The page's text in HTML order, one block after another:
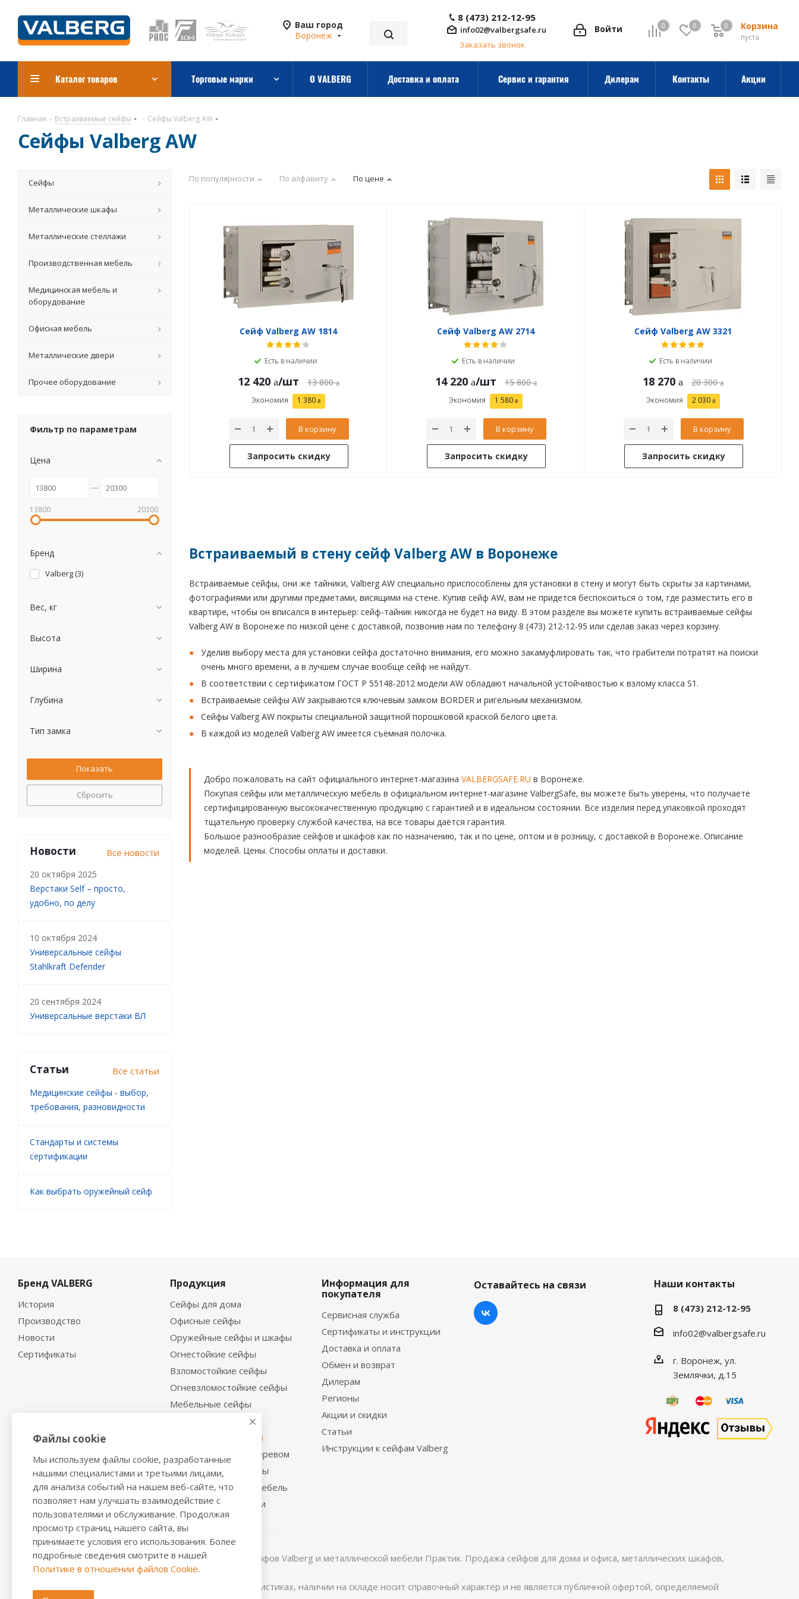
Ваш город
Воронеж
0 0 Корзина
0
пуста
0
Войти
8 (473) 212-12-95
info02@valbergsafe.ru
Заказать звонок
Каталог товаров Торговые марки О VALBERG Доставка и оплата Сервис и гарантия Дилерам Контакты Акции
Главная - Встраиваемые сейфы - Сейфы Valberg AW
Сейфы Valberg AW
По популярности По алфавиту По цене
Сейф Valberg AW 1814
Есть в наличии
12 420 /шт 13 800
Экономия 1 380
В корзину
Запросить скидку
Сейф Valberg AW 2714
Есть в наличии
14 220 /шт 15 800
Экономия 1 580
В корзину
Запросить скидку
Сейф Valberg AW 3321
Есть в наличии
18 270 20 300
Экономия 2 030
В корзину
Запросить скидку
Встраиваемый в стену сейф Valberg AW в Воронеже
Встраиваемые сейфы, они же тайники, Valberg AW специально приспособлены для установки в стену и могут быть скрыты за картинами,
фотографиями или другими предметами, висящими на стене. Купив сейф AW, вам не придется беспокоиться о том, где разместить его в
квартире, чтобы он вписался в интерьер: сейф-тайник никогда не будет на виду. В этом разделе вы можете купить встраиваемые сейфы
Valberg AW в Воронеже по низкой цене с доставкой, позвонив нам по телефону 8 (473) 212-12-95 или сделав заказ через корзину.
Уделив выбору места для установки сейфа достаточно внимания, его можно закамуфлировать так, что грабители потратят на поиски
очень много времени, а в лучшем случае вообще сейф не найдут.
В соответствии с сертификатом ГОСТ Р 55148-2012 модели AW обладают начальной устойчивостью к взлому класса S1.
Встраиваемые сейфы AW закрываются ключевым замком BORDER и ригельным механизмом.
Сейфы Valberg AW покрыты специальной защитной порошковой краской белого цвета.
В каждой из моделей Valberg AW имеется съёмная полочка.
Добро пожаловать на сайт официального интернет-магазина VALBERGSAFE.RU в Воронеже.
Покупая сейфы или металлическую мебель в официальном интернет-магазине ValbergSafe, вы можете быть уверены, что получаете
сертифицированную высококачественную продукцию с гарантией и в идеальном состоянии. Все изделия перед упаковкой проходят
тщательную проверку службой качества, на все товары даётся гарантия.
Большое разнообразие сейфов и шкафов как по назначению, так и по цене, оптом и в розницу, с доставкой в Воронеже. Описание
моделей. Цены. Способы оплаты и доставки.
Сейфы
Металлические шкафы
Металлические стеллажи
Производственная мебель
Медицинская мебель и
оборудование
Офисная мебель
Металлические двери
Прочее оборудование
Фильтр по параметрам
Цена
13800 20300
Бренд
Valberg (3)
Вес, кг
Высота
Ширина
Глубина
Тип замка
Сбросить
Новости Все новости
20 октября 2025
Верстаки Self – просто,
удобно, по делу
10 октября 2024
Универсальные сейфы
Stahlkraft Defender
20 сентября 2024
Универсальные верстаки ВЛ
Статьи Все статьи
Медицинские сейфы - выбор,
требования, разновидности
Стандарты и системы
сертификации
Как выбрать оружейный сейф
Бренд VALBERG
История
Производство
Новости
Сертификаты
Продукция
Сейфы для дома
Офисные сейфы
Оружейные сейфы и шкафы
Огнестойкие сейфы
Взломостойкие сейфы
Огневзломостойкие сейфы
Мебельные сейфы
Депозитные сейфы
Встраиваемые сейфы
Сейфы с отделкой деревом
Металлические шкафы
Производственная мебель
Металлические двери
Информация для
покупателя
Сервисная служба
Сертификаты и инструкции
Доставка и оплата
Обмен и возврат
Дилерам
Регионы
Акции и скидки
Статьи
Инструкции к сейфам Valberg
Оставайтесь на связи Наши контакты
8 (473) 212-12-95
info02@valbergsafe.ru
г. Воронеж, ул.
Землячки, д.15
2016-2026 © VALBERGSAFE.RU — Интернет-магазин сейфов Valberg и металлической мебели Практик. Продажа сейфов для дома и офиса, металлических шкафов,
стеллажей, металлических дверей.
Информация о розничных ценах, технических характеристиках, наличии на складе носит справочный характер и не является публичной офертой, определяемой
Файлы cookie
Мы используем файлы cookie, разработанные
нашими специалистами и третьими лицами,
для анализа событий на нашем веб-сайте, что
позволяет нам улучшать взаимодействие с
пользователями и обслуживание. Продолжая
просмотр страниц нашего сайта, вы
принимаете условия его использования. Более
подробные сведения смотрите в нашей
Политике в отношении файлов Cookie.